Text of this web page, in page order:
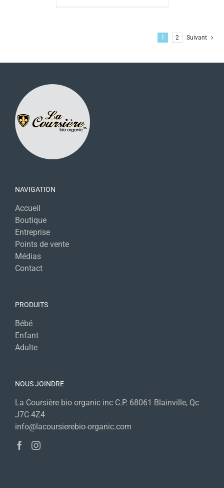
1 2 Suivant
NAVIGATION
Accueil
Boutique
Entreprise
Points de vente
Médias
Contact
PRODUITS
Bébé
Enfant
Adulte
NOUS JOINDRE
La Coursière bio organic inc C.P. 68061 Blainville, Qc
J7C 4Z4
info@lacoursierebio-organic.com